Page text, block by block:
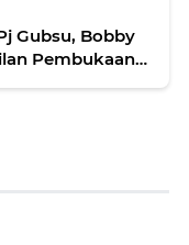
Gubsu, Bobby
Pembukaan